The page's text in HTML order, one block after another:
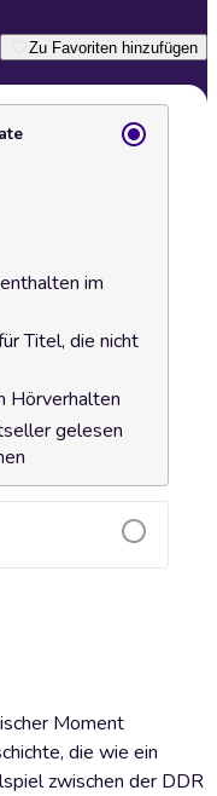
Zu Favoriten hinzufügen
im
Titel, die nicht
Hörverhalten
gelesen
Moment
die wie ein
zwischen der DDR